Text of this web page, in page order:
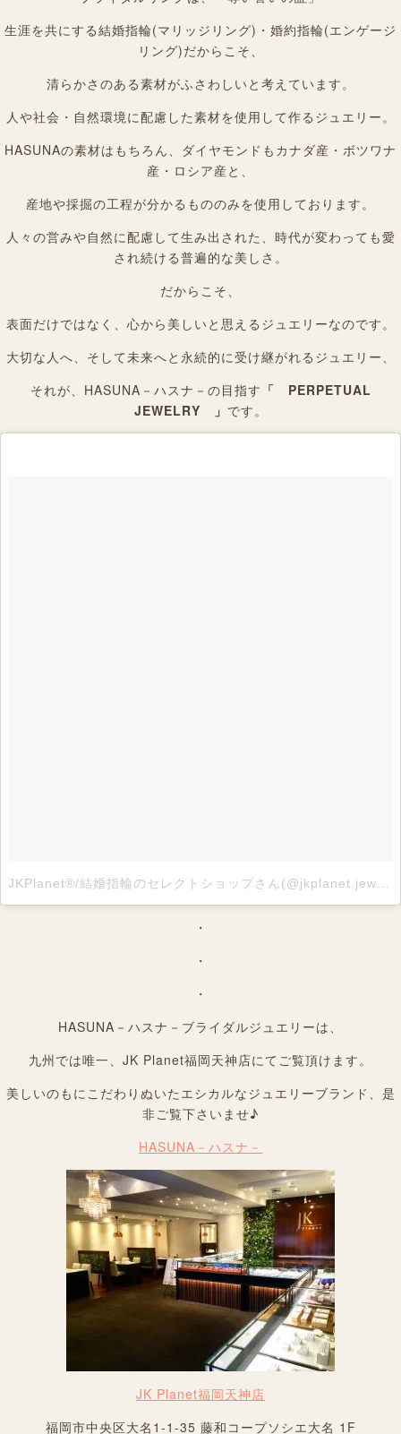
生涯を共にする結婚指輪(マリッジリング)・婚約指輪(エンゲージ
リング)だからこそ、
清らかさのある素材がふさわしいと考えています。
人や社会・自然環境に配慮した素材を使用して作るジュエリー。
HASUNAの素材はもちろん、ダイヤモンドもカナダ産・ボツワナ
産・ロシア産と、
産地や採掘の工程が分かるもののみを使用しております。
人々の営みや自然に配慮して生み出された、時代が変わっても愛
され続ける普遍的な美しさ。
だからこそ、
表面だけではなく、心から美しいと思えるジュエリーなのです。
大切な人へ、そして未来へと永続的に受け継がれるジュエリー、
それが、HASUNA－ハスナ－の目指す 「 PERPETUAL
JEWELRY 」 です。
JKPlanet®︎/結婚指輪のセレクトショップさん(@jkplanet.jewelry)がシェアした投稿
・
・
・
HASUNA－ハスナ－ブライダルジュエリーは、
九州では唯一、JK Planet福岡天神店にてご覧頂けます。
美しいのもにこだわりぬいたエシカルなジュエリーブランド、是
非ご覧下さいませ♪
HASUNA－ハスナ－
JK Planet福岡天神店
福岡市中央区大名1-1-35 藤和コープソシエ大名 1F